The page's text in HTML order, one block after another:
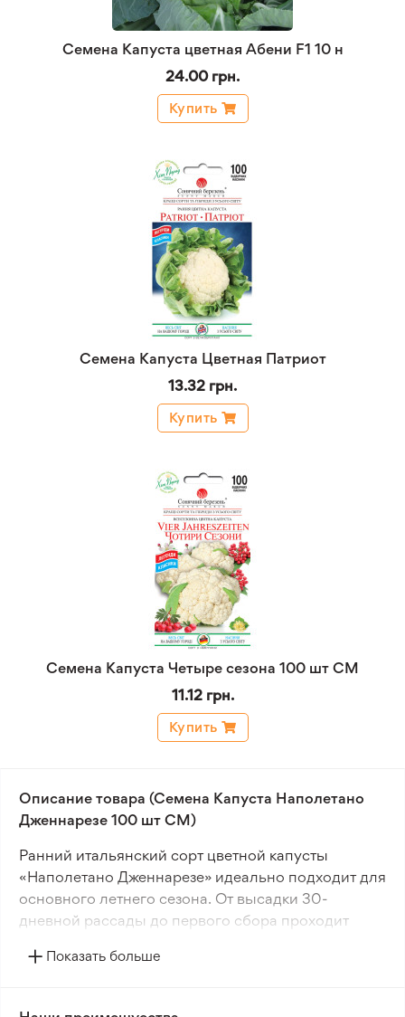
Семена Капуста цветная Абени F1 10 н
24.00 грн.
Купить
Семена Капуста Цветная Патриот
13.32 грн.
Купить
Семена Капуста Четыре сезона 100 шт СМ
11.12 грн.
Купить
Описание товара (Семена Капуста Наполетано
Дженнарезе 100 шт СМ)
Ранний итальянский сорт цветной капусты
«Наполетано Дженнарезе» идеально подходит для
основного летнего сезона. От высадки 30-
дневной рассады до первого сбора проходит
Показать больше